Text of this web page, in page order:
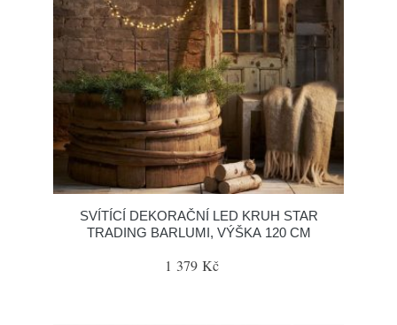
SVÍTÍCÍ DEKORAČNÍ LED KRUH STAR
TRADING BARLUMI, VÝŠKA 120 CM
1 379 Kč